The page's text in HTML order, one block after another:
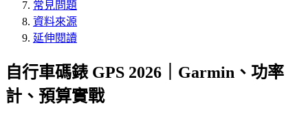
常見問題
資料來源
延伸閱讀
自行車碼錶 GPS 2026｜Garmin、功率
計、預算實戰